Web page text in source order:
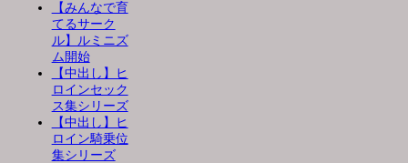
【みんなで育
てるサーク
ル】ルミニズ
ム開始
【中出し】ヒ
ロインセック
ス集シリーズ
【中出し】ヒ
ロイン騎乗位
集シリーズ